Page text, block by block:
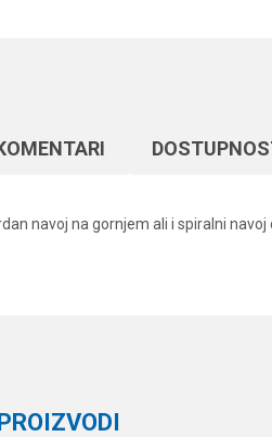
navoj na gornjem ali i spiralni